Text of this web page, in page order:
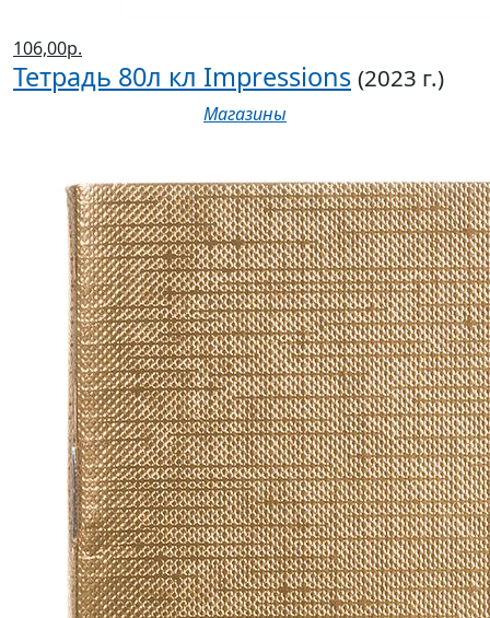
106,00р.
Тетрадь 80л кл Impressions (2023 г.)
Магазины